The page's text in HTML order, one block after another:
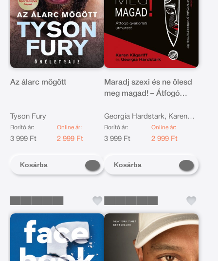
Az álarc mögött
Tyson Fury
Borító ár:
3 999 Ft
Online ár:
2 999 Ft
Kosárba
Maradj szexi és ne ölesd
meg magad! – Átfogó
Georgia Hardstark, Karen
Kilgariff
Borító ár:
3 999 Ft
Online ár:
2 999 Ft
Kosárba